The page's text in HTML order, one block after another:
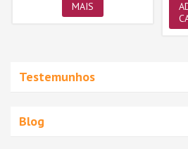
MAIS
Testemunhos
Blog